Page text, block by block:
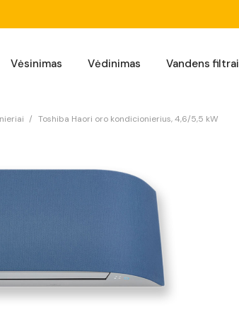
Vėsinimas Vėdinimas Vandens filtrai
/ Toshiba Haori oro kondicionierius, 4,6/5,5 kW